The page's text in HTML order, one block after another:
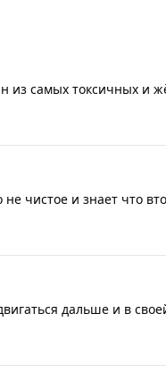
из самых токсичных и
не чистое и знает что
дальше и в